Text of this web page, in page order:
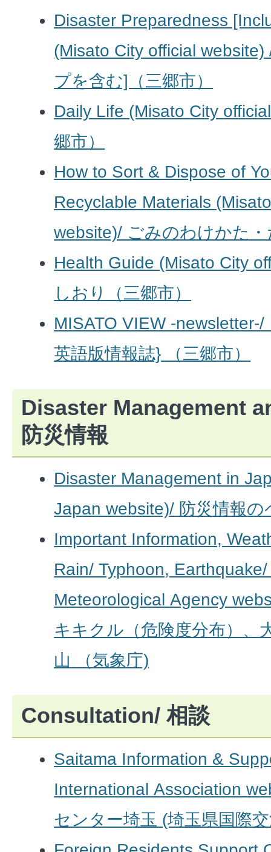
Disaster Preparedness
(Misato City official
プを含む]（三郷市）
Daily Life (Misato City
郷市）
How to Sort & Dispose of
Recyclable Materials
website)/ ごみのわけかた
Health Guide (Misato City
しおり（三郷市）
MISATO VIEW -
英語版情報誌} （三郷市）
Disaster Management
防災情報
Disaster Management in
Japan website)/ 防災情報の
Important Information,
Rain/ Typhoon,
Meteorological Agency
キキクル（危険度分布）、
山 （気象庁)
Consultation/ 相談
Saitama Information &
International Association
センター埼玉 (埼玉県国際